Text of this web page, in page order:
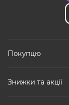
Покупцю
Знижки та акції